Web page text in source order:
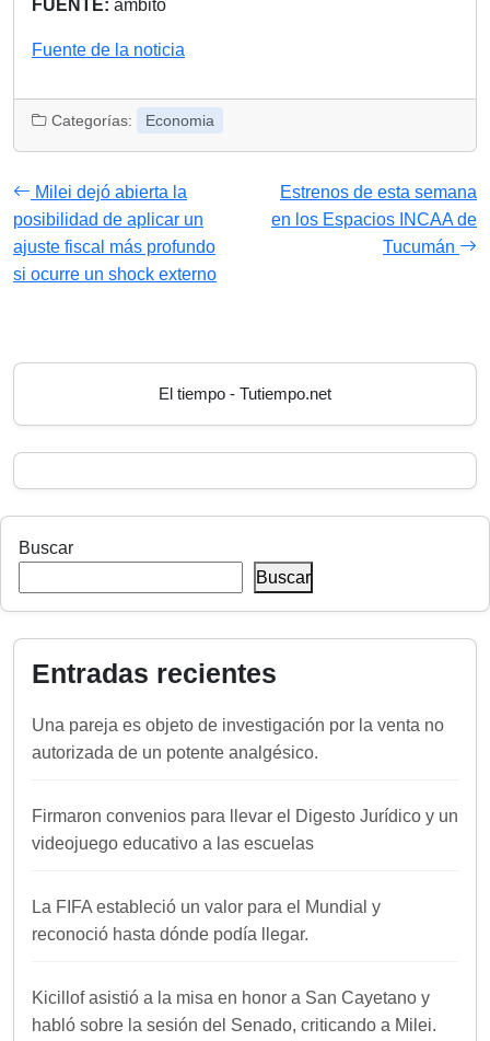
FUENTE: ámbito
Fuente de la noticia
Categorías: Economia
Milei dejó abierta la
posibilidad de aplicar un
ajuste fiscal más profundo
si ocurre un shock externo
Estrenos de esta semana
en los Espacios INCAA de
Tucumán
El tiempo - Tutiempo.net
Buscar
Buscar
Entradas recientes
Una pareja es objeto de investigación por la venta no
autorizada de un potente analgésico.
Firmaron convenios para llevar el Digesto Jurídico y un
videojuego educativo a las escuelas
La FIFA estableció un valor para el Mundial y
reconoció hasta dónde podía llegar.
Kicillof asistió a la misa en honor a San Cayetano y
habló sobre la sesión del Senado, criticando a Milei.